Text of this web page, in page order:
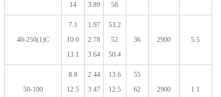
14
3.89
58
40-250(1)C
7.1
10.0
13.1
1.97
2.78
3.64
53.2
52
50.4
36 2900 5.5
50-100
8.8
12.5
2.44
3.47
13.6
12.5
55
62
2900 1.1